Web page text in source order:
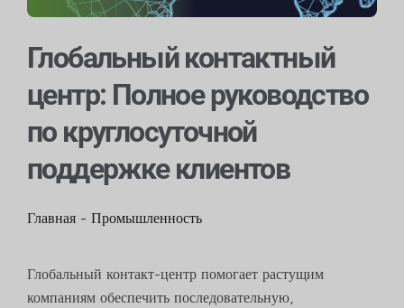
Глобальный контактный
центр: Полное руководство
по круглосуточной
поддержке клиентов
Главная - Промышленность
Глобальный контакт-центр помогает растущим
компаниям обеспечить последовательную,